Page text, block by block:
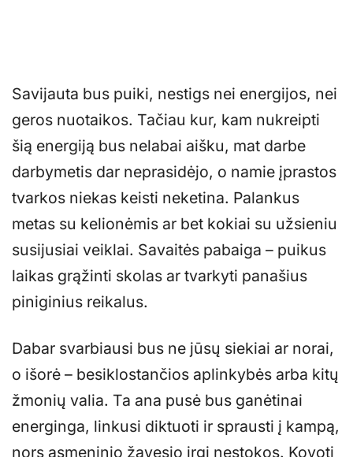
Savijauta bus puiki, nestigs nei energijos, nei
geros nuotaikos. Tačiau kur, kam nukreipti
šią energiją bus nelabai aišku, mat darbe
darbymetis dar neprasidėjo, o namie įprastos
tvarkos niekas keisti neketina. Palankus
metas su kelionėmis ar bet kokiai su užsieniu
susijusiai veiklai. Savaitės pabaiga – puikus
laikas grąžinti skolas ar tvarkyti panašius
piniginius reikalus.
Dabar svarbiausi bus ne jūsų siekiai ar norai,
o išorė – besiklostančios aplinkybės arba kitų
žmonių valia. Ta ana pusė bus ganėtinai
energinga, linkusi diktuoti ir sprausti į kampą,
nors asmeninio žavesio irgi nestokos. Kovoti